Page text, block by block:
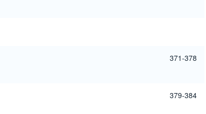
371-378
379-384